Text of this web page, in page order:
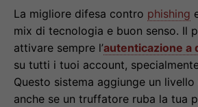
La migliore difesa contro phishing
mix di tecnologia e buon senso. Il
attivare sempre l’autenticazione a
su tutti i tuoi account,
Questo sistema aggiunge un
anche se un truffatore ruba la tua